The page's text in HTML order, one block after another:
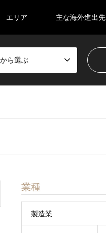
エリア 主な海外進出先
ら選ぶ
業種
製造業